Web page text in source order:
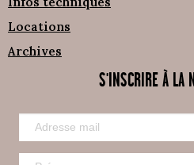
Locations
Archives
S'INSCRIRE À LA